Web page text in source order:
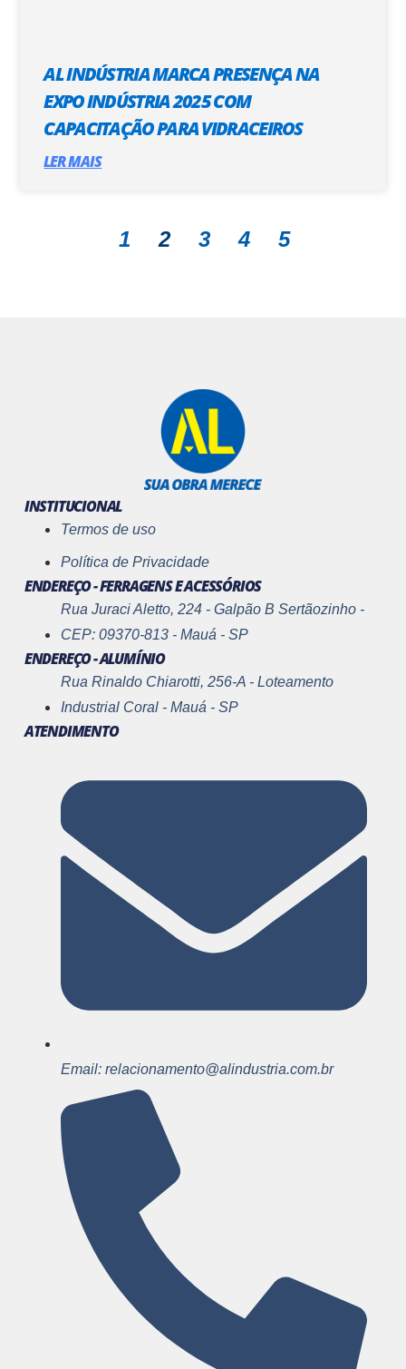
AL INDÚSTRIA MARCA PRESENÇA NA
EXPO INDÚSTRIA 2025 COM
CAPACITAÇÃO PARA VIDRACEIROS
LER MAIS
1 2 3 4 5
INSTITUCIONAL
Termos de uso
Política de Privacidade
ENDEREÇO - FERRAGENS E ACESSÓRIOS
Rua Juraci Aletto, 224 - Galpão B Sertãozinho -
CEP: 09370-813 - Mauá - SP
ENDEREÇO - ALUMÍNIO
Rua Rinaldo Chiarotti, 256-A - Loteamento
Industrial Coral - Mauá - SP
ATENDIMENTO
Email: relacionamento@alindustria.com.br